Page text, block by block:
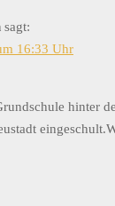
sagt:
16:33 Uhr
hinter